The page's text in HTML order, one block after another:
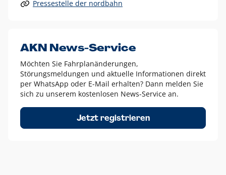
Alle anderen Logo-Varianten dürfen nur in Ausnahmefällen
Diese Ausnahmen sind zum Beispiel:
dem AKN Blau,
weißes Logo auf Fotohintergründen,
schwarzes Logo für reine Schwarz-Weiß-Umsetzungen
Um das Logo herum muss ein Schutzraum von jeweils einer
Höhe bzw. Breite des N aus AKN in alle Richtungen
Pressestelle der nordbahn
AKN News-Service
Möchten Sie Fahrplanänderungen,
Störungsmeldungen und aktuelle Informationen direkt
per WhatsApp oder E-Mail erhalten? Dann melden Sie
sich zu unserem kostenlosen News-Service an.
Jetzt registrieren